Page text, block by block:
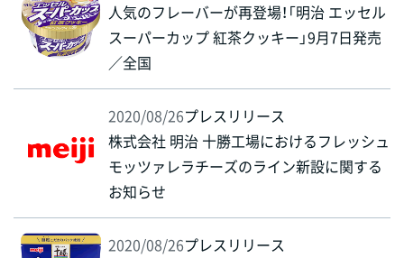
人気のフレーバーが再登場！「明治 エッセル
スーパーカップ 紅茶クッキー」9月7日発売
／全国
2020/08/26プレスリリース
株式会社 明治 十勝工場におけるフレッシュ
モッツァレラチーズのライン新設に関する
お知らせ
2020/08/26プレスリリース